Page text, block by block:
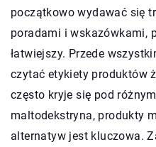
początkowo wydawać się
poradami i wskazówkami,
łatwiejszy. Przede
czytać etykiety produktów
często kryje się pod
maltodekstryna, produkty
alternatyw jest kluczowa.